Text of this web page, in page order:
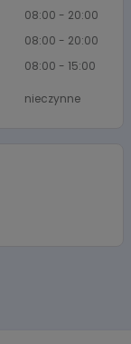
08:00 - 20:00
08:00 - 20:00
08:00 - 15:00
nieczynne